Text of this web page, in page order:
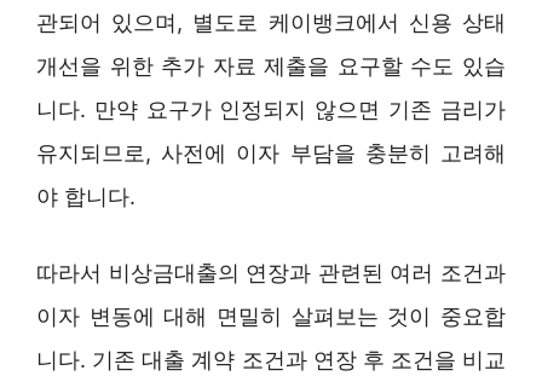
관되어 있으며, 별도로 케이뱅크에서 신용 상태
개선을 위한 추가 자료 제출을 요구할 수도 있습
니다. 만약 요구가 인정되지 않으면 기존 금리가
유지되므로, 사전에 이자 부담을 충분히 고려해
야 합니다.
따라서 비상금대출의 연장과 관련된 여러 조건과
이자 변동에 대해 면밀히 살펴보는 것이 중요합
니다. 기존 대출 계약 조건과 연장 후 조건을 비교